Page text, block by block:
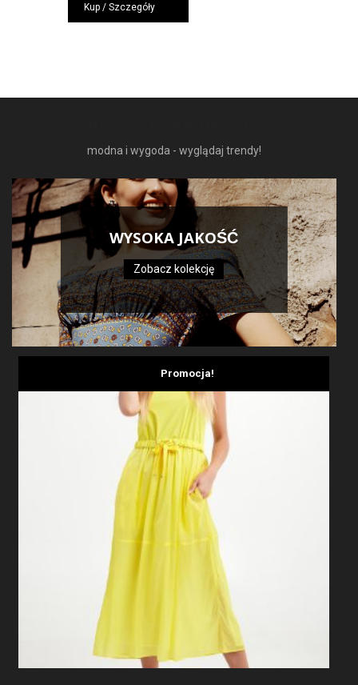
wynosiła:
289,00 zł.194,00 zł.
Kup / Szczegóły
modna i wygoda - wyglądaj trendy!
WYSOKA JAKOŚĆ
Zobacz kolekcję
Promocja!